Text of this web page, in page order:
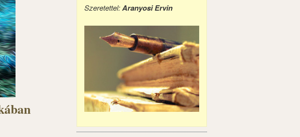
Szeretettel:Aranyosi Ervin